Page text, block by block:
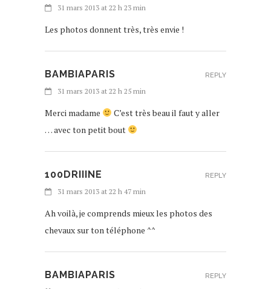
31 mars 2013 at 22 h 23 min
Les photos donnent très, très envie !
BAMBIAPARIS
31 mars 2013 at 22 h 25 min
Merci madame
C’est très beau il faut y aller
… avec ton petit bout
REPLY
100DRIIINE
31 mars 2013 at 22 h 47 min
Ah voilà, je comprends mieux les photos des
chevaux sur ton téléphone ^^
REPLY
BAMBIAPARIS REPLY